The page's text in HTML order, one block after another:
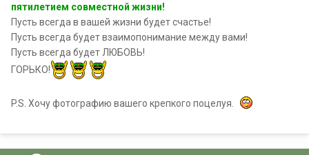
пятилетием совместной жизни!
Пусть всегда в вашей жизни будет счастье!
Пусть всегда будет взаимопонимание между вами!
Пусть всегда будет ЛЮБОВЬ!
ГОРЬКО!
P.S. Хочу фотографию вашего крепкого поцелуя.